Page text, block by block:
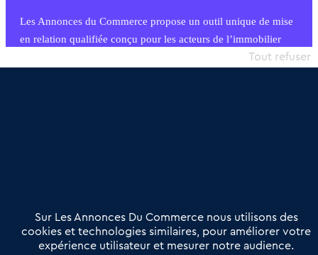
Les Annonces du Commerce propose un outil unique de mise
en relation qualifiée conçu pour les acteurs de l’immobilier
commercial et les collectivités territoriales, simple et intégrant
Offres Pro
Actualités
Qui sommes nous ?
Sur Les Annonces Du Commerce nous utilisons des
cookies et technologies similaires, pour améliorer votre
expérience utilisateur et mesurer notre audience.
Tout refuser